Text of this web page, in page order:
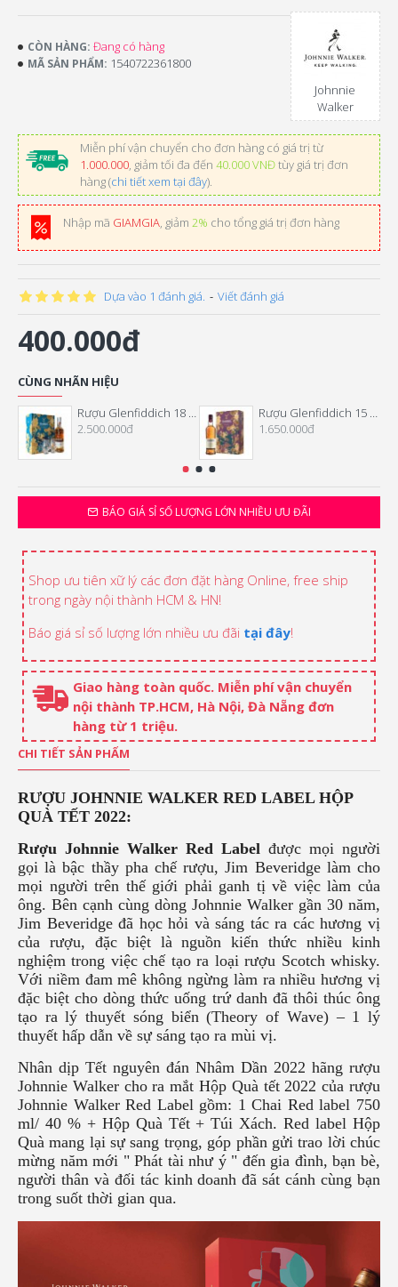
Miễn phí vận chuyển cho đơn hàng có giá trị từ
1.000.000, giảm tối đa đến 40.000 VNĐtùy giá trị đơn
hàng (chi tiết xem tại đây).
Nhập mã GIAMGIA, giảm 2% cho tổng giá trị đơn hàng
CÒN HÀNG: Đang có hàng
MÃ SẢN PHẨM: 1540722361800
Johnnie
Walker
Dựa vào 1 đánh giá. - Viết đánh giá
400.000đ
BÁO GIÁ SỈ SỐ LƯỢNG LỚN NHIỀU ƯU ĐÃI
CÙNG NHÃN HIỆU
Rượu Glenfiddich 18 Năm Hộp Quà Tết 2026
2.500.000đ
Rượu Glenfiddich 15 Năm Hộp Quà Tết 2026
1.650.000đ
Shop ưu tiên xữ lý các đơn đặt hàng Online, free ship
trong ngày nội thành HCM & HN!
Báo giá sỉ số lượng lớn nhiều ưu đãi tại đây!
Giao hàng toàn quốc. Miễn phí vận chuyển
nội thành TP.HCM, Hà Nội, Đà Nẵng đơn
hàng từ 1 triệu.
CHI TIẾT SẢN PHẨM
RƯỢU JOHNNIE WALKER RED LABEL HỘP
QUÀ TẾT 2022:
Rượu Johnnie Walker Red Label được mọi người
gọi là bậc thầy pha chế rượu, Jim Beveridge làm cho
mọi người trên thế giới phải ganh tị về việc làm của
ông. Bên cạnh cùng dòng Johnnie Walker gần 30 năm,
Jim Beveridge đã học hỏi và sáng tác ra các hương vị
của rượu, đặc biệt là nguồn kiến thức nhiều kinh
nghiệm trong việc chế tạo ra loại rượu Scotch whisky.
Với niềm đam mê không ngừng làm ra nhiều hương vị
đặc biệt cho dòng thức uống trứ danh đã thôi thúc ông
tạo ra lý thuyết sóng biển (Theory of Wave) – 1 lý
thuyết hấp dẫn về sự sáng tạo ra mùi vị.
Nhân dịp Tết nguyên đán Nhâm Dần 2022 hãng rượu
Johnnie Walker cho ra mắt Hộp Quà tết 2022 của rượu
Johnnie Walker Red Label gồm: 1 Chai Red label 750
ml/ 40 % + Hộp Quà Tết + Túi Xách. Red label Hộp
Quà mang lại sự sang trọng, góp phần gửi trao lời chúc
mừng năm mới " Phát tài như ý " đến gia đình, bạn bè,
người thân và đối tác kinh doanh đã sát cánh cùng bạn
trong suốt thời gian qua.